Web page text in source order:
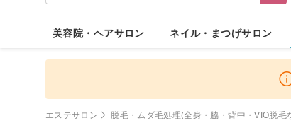
美容院・ヘアサロン ネイル・まつげサロン
エステサロン 脱毛・ムダ毛処理(全身・脇・背中・VIO脱毛